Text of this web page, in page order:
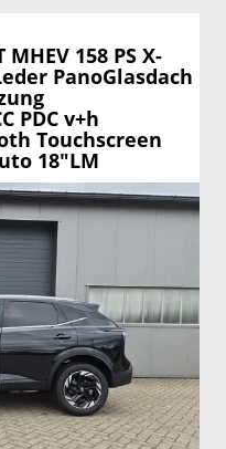
MHEV 158 PS X-
PanoGlasdach
PDC v+h
Touchscreen
18"LM